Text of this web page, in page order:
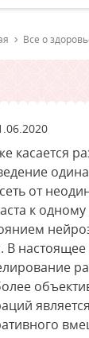
Все о
касается
от
к
В